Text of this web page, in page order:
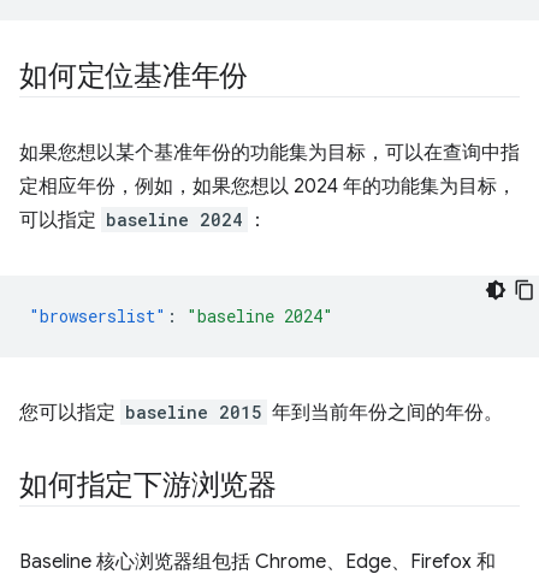
如何定位基准年份
如果您想以某个基准年份的功能集为目标，可以在查询中指
定相应年份，例如，如果您想以 2024 年的功能集为目标，
可以指定 baseline 2024 ：
"browserslist" : "baseline 2024"
您可以指定 baseline 2015 年到当前年份之间的年份。
如何指定下游浏览器
Baseline 核心浏览器组包括 Chrome、Edge、Firefox 和